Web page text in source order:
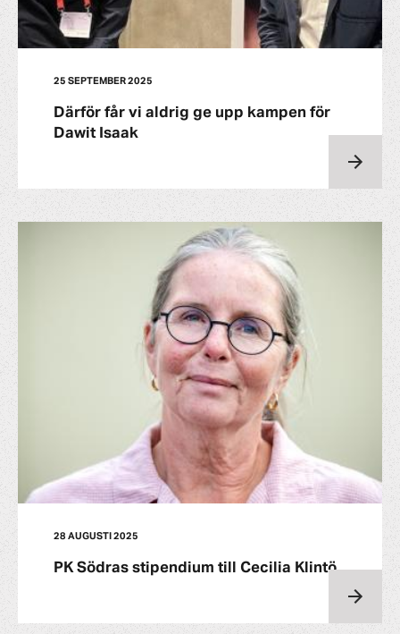
25 SEPTEMBER 2025
Därför får vi aldrig ge upp kampen för
Dawit Isaak
28 AUGUSTI 2025
PK Södras stipendium till Cecilia Klintö